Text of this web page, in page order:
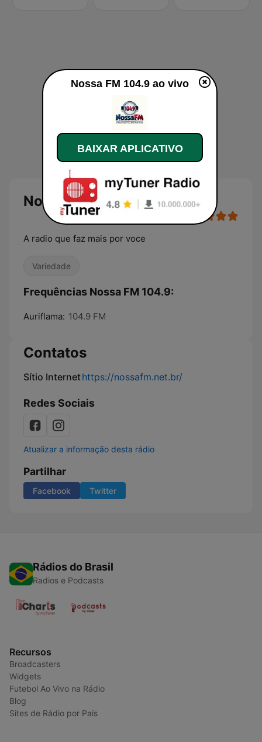
Nossa FM 104.9
A radio que faz mais por voce
Variedade
Frequências Nossa FM 104.9:
Auriflama: 104.9 FM
Contatos
Sítio Internethttps://nossafm.net.br/
Redes Sociais
Atualizar a informação desta rádio
Partilhar
Facebook Twitter
Rádios do Brasil
Radios e Podcasts
Recursos
Broadcasters
Widgets
Futebol Ao Vivo na Rádio
Blog
Sites de Rádio por País
Nossa FM 104.9 ao vivo
BAIXAR APLICATIVO